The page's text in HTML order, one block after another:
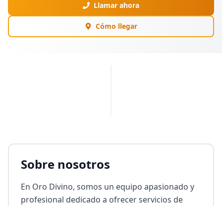
Llamar ahora
Cómo llegar
Sobre nosotros
En Oro Divino, somos un equipo apasionado y
profesional dedicado a ofrecer servicios de